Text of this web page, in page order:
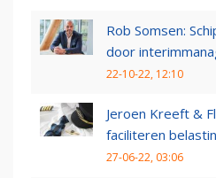
Rob Somsen:
door
22-10-22, 12:10
Jeroen Kreeft &
faciliteren
27-06-22, 03:06